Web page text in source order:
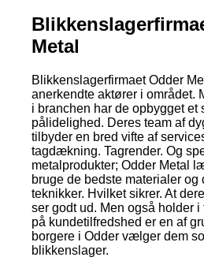
Metal
Blikkenslagerfirmaet Odder
anerkendte aktører i området.
i branchen har de opbygget et
pålidelighed. Deres team af
tilbyder en bred vifte af
tagdækning. Tagrender. Og
metalprodukter; Odder Metal
bruge de bedste materialer og
teknikker. Hvilket sikrer. At
ser godt ud. Men også holder i
på kundetilfredshed er en af
borgere i Odder vælger dem
blikkenslager.